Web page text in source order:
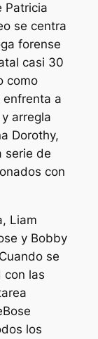
Patricia
se centra
forense
casi 30
como
a
arregla
Dorothy,
serie de
con
Liam
y Bobby
se
con las
los